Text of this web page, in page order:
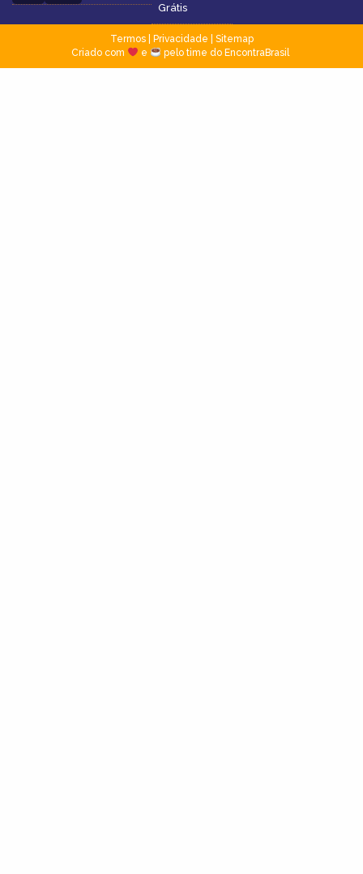
Grátis
Termos| Privacidade
Sitemap
Criado com
e pelo time do EncontraBrasil